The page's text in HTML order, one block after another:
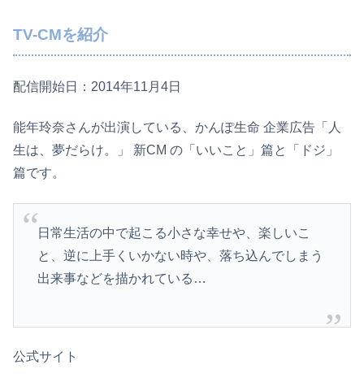
TV-CMを紹介
配信開始日：2014年11月4日
能年玲奈さんが出演している、かんぽ生命 企業広告「人
生は、夢だらけ。」 新CM の「いいこと」篇と「ドジ」
篇です。
日常生活の中で起こる小さな幸せや、楽しいこ
と、逆に上手くいかない時や、落ち込んでしまう
出来事などを描かれている…
公式サイト